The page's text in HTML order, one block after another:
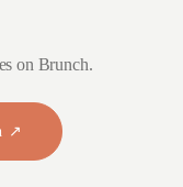
on Brunch.
↗